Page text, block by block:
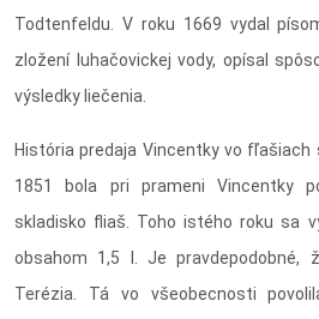
Todtenfeldu. V roku 1669 vydal
zložení luhačovickej vody, opísal
výsledky liečenia.
História predaja Vincentky vo fľašiach
1851 bola pri prameni Vincentky
skladisko fliaš. Toho istého roku sa
obsahom 1,5 l. Je
Terézia. Tá vo všeobecnosti